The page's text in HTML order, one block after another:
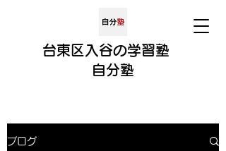
​​台東区入谷の学習塾
自分塾
ブログ